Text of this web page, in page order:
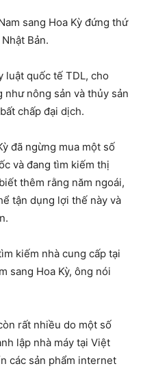
sang Hoa Kỳ đứng thứ
Bản.
luật quốc tế TDL, cho
nông sản và thủy sản
chấp đại dịch.
đã ngừng mua một số
và đang tìm kiếm thị
thêm rằng năm ngoái,
tận dụng lợi thế này và
kiếm nhà cung cấp tại
sang Hoa Kỳ, ông nói
rất nhiều do một số
lập nhà máy tại Việt
các sản phẩm internet